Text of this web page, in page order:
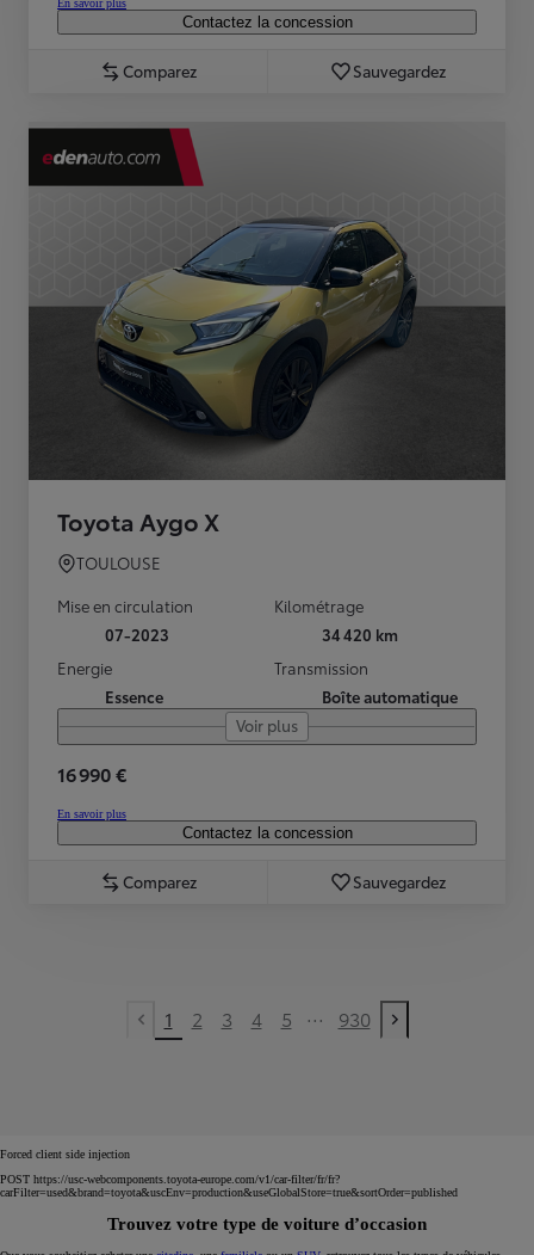
En savoir plus
Contactez la concession
Comparez Sauvegardez
Toyota Aygo X
TOULOUSE
Mise en circulation
07-2023
Kilométrage
34 420 km
Energie
Essence
Transmission
Boîte automatique
Voir plus
16 990 €
En savoir plus
Contactez la concession
Comparez Sauvegardez
Previous page
1 2 3 4 5 ... 930
Next page
Forced client side injection
POST https://usc-webcomponents.toyota-europe.com/v1/car-filter/fr/fr?
carFilter=used&brand=toyota&uscEnv=production&useGlobalStore=true&sortOrder=published
Trouvez votre type de voiture d’occasion